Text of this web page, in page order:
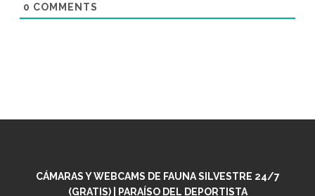
0 COMMENTS
CÁMARAS Y WEBCAMS DE FAUNA SILVESTRE 24/7
(GRATIS) | PARAÍSO DEL DEPORTISTA